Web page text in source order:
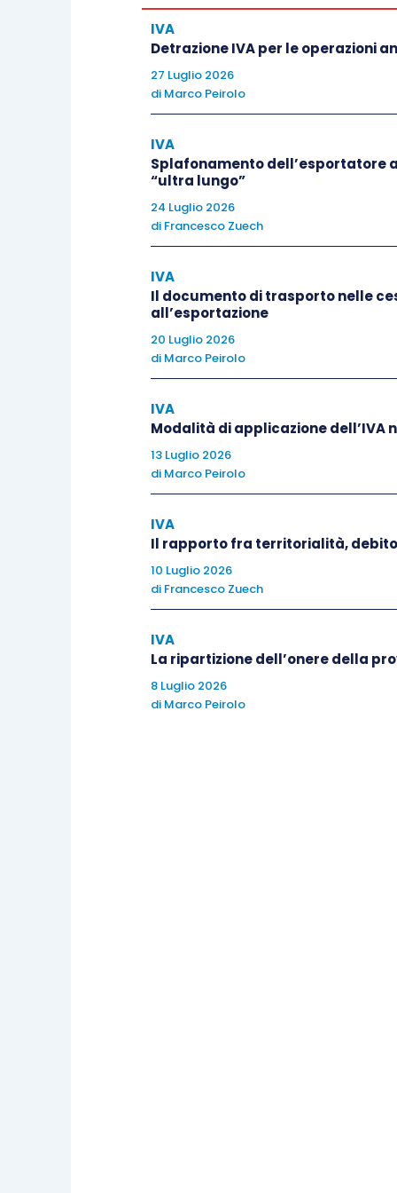
prevedendo l’estensione
l’attuale perimetro soggettivo di
approvata dal Consiglio UE, la
categorie di cessionari e committenti
fattura non sarà incassata, con
pianificazione finanziaria.
particolarmente efficace quando il
comunque, un ente di grandi
dell’adempimento tributario. In questo
dell’IVA verso soggetti considerati
generata dalla fatturazione elettronica
La proroga al 2029, senza modifiche
centrale dello split payment nel
sul diritto di detrazione del
ordinarie, ma interviene sulla fase di
lo spazio per comportamenti evasivi.
fondato su flussi informativi
dall’Amministrazione finanziaria.
IVA
Detrazione IVA per le operazioni
27 Luglio 2026
di Marco Peirolo
IVA
Splafonamento dell’esportatore
“ultra lungo”
24 Luglio 2026
di Francesco Zuech
IVA
Il documento di trasporto nelle
all’esportazione
20 Luglio 2026
di Marco Peirolo
IVA
Modalità di applicazione
13 Luglio 2026
di Marco Peirolo
IVA
Il rapporto fra territorialità,
10 Luglio 2026
di Francesco Zuech
IVA
La ripartizione dell’onere della
8 Luglio 2026
di Marco Peirolo